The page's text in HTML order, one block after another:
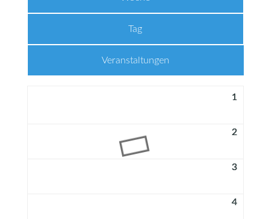
Tag
Veranstaltungen
1
2
3
4